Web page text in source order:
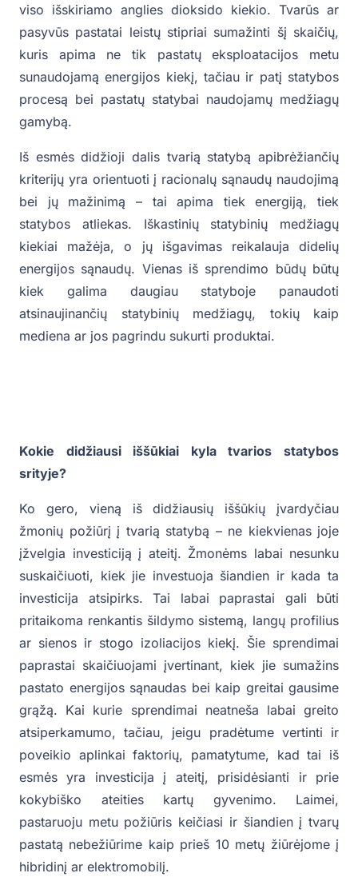
viso išskiriamo anglies dioksido kiekio. Tvarūs ar
pasyvūs pastatai leistų stipriai sumažinti šį skaičių,
kuris apima ne tik pastatų eksploatacijos metu
sunaudojamą energijos kiekį, tačiau ir patį statybos
procesą bei pastatų statybai naudojamų medžiagų
gamybą.
Iš esmės didžioji dalis tvarią statybą apibrėžiančių
kriterijų yra orientuoti į racionalų sąnaudų naudojimą
bei jų mažinimą – tai apima tiek energiją, tiek
statybos atliekas. Iškastinių statybinių medžiagų
kiekiai mažėja, o jų išgavimas reikalauja didelių
energijos sąnaudų. Vienas iš sprendimo būdų būtų
kiek galima daugiau statyboje panaudoti
atsinaujinančių statybinių medžiagų, tokių kaip
mediena ar jos pagrindu sukurti produktai.
Kokie didžiausi iššūkiai kyla tvarios statybos
srityje?
Ko gero, vieną iš didžiausių iššūkių įvardyčiau
žmonių požiūrį į tvarią statybą – ne kiekvienas joje
įžvelgia investiciją į ateitį. Žmonėms labai nesunku
suskaičiuoti, kiek jie investuoja šiandien ir kada ta
investicija atsipirks. Tai labai paprastai gali būti
pritaikoma renkantis šildymo sistemą, langų profilius
ar sienos ir stogo izoliacijos kiekį. Šie sprendimai
paprastai skaičiuojami įvertinant, kiek jie sumažins
pastato energijos sąnaudas bei kaip greitai gausime
grąžą. Kai kurie sprendimai neatneša labai greito
atsiperkamumo, tačiau, jeigu pradėtume vertinti ir
poveikio aplinkai faktorių, pamatytume, kad tai iš
esmės yra investicija į ateitį, prisidėsianti ir prie
kokybiško ateities kartų gyvenimo. Laimei,
pastaruoju metu požiūris keičiasi ir šiandien į tvarų
pastatą nebežiūrime kaip prieš 10 metų žiūrėjome į
hibridinį ar elektromobilį.